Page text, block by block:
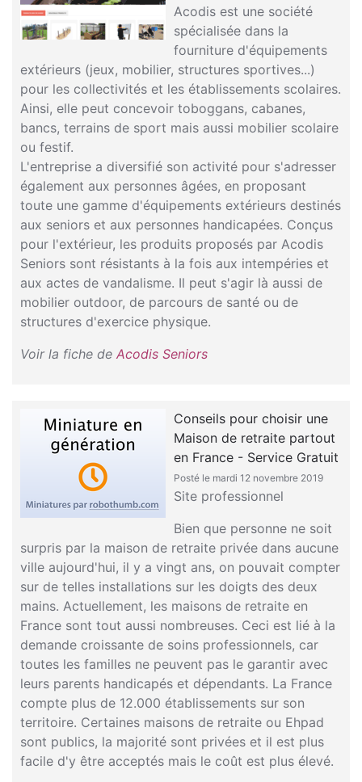
Acodis est une société
spécialisée dans la
fourniture d'équipements
extérieurs (jeux, mobilier, structures sportives...)
pour les collectivités et les établissements scolaires.
Ainsi, elle peut concevoir toboggans, cabanes,
bancs, terrains de sport mais aussi mobilier scolaire
ou festif.
L'entreprise a diversifié son activité pour s'adresser
également aux personnes âgées, en proposant
toute une gamme d'équipements extérieurs destinés
aux seniors et aux personnes handicapées. Conçus
pour l'extérieur, les produits proposés par Acodis
Seniors sont résistants à la fois aux intempéries et
aux actes de vandalisme. Il peut s'agir là aussi de
mobilier outdoor, de parcours de santé ou de
structures d'exercice physique.
Voir la fiche de Acodis Seniors
Conseils pour choisir une
Maison de retraite partout
en France - Service Gratuit
Posté le mardi 12 novembre 2019
Site professionnel
Bien que personne ne soit
surpris par la maison de retraite privée dans aucune
ville aujourd'hui, il y a vingt ans, on pouvait compter
sur de telles installations sur les doigts des deux
mains. Actuellement, les maisons de retraite en
France sont tout aussi nombreuses. Ceci est lié à la
demande croissante de soins professionnels, car
toutes les familles ne peuvent pas le garantir avec
leurs parents handicapés et dépendants. La France
compte plus de 12.000 établissements sur son
territoire. Certaines maisons de retraite ou Ehpad
sont publics, la majorité sont privées et il est plus
facile d'y être acceptés mais le coût est plus élevé.